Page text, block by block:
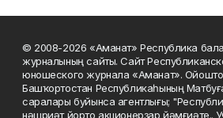
© 2008-2026 «Аманат» Республика
журналының сайты. Сайт
юношеского журнала «Аманат».
Башҡортостан Республикаһының
саралары буйынса агентлығы;
нәшриәт йорто акционерҙар йәмғиәте..